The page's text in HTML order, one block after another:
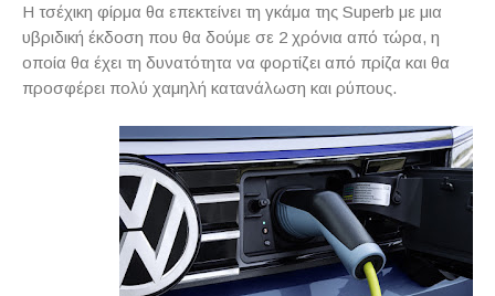
Η τσέχικη φίρμα θα επεκτείνει τη γκάμα της Superb με μια
υβριδική έκδοση που θα δούμε σε 2 χρόνια από τώρα, η
οποία θα έχει τη δυνατότητα να φορτίζει από πρίζα και θα
προσφέρει πολύ χαμηλή κατανάλωση και ρύπους.